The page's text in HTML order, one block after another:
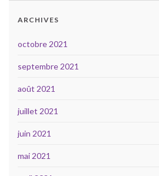
ARCHIVES
octobre 2021
septembre 2021
août 2021
juillet 2021
juin 2021
mai 2021